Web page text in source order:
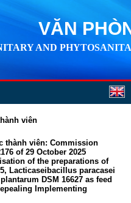
VĂN
AND
viên
thành viên: Commission
of 29 October 2025
of the preparations of
Lacticaseibacillus paracasei
DSM 16627 as feed
Implementing